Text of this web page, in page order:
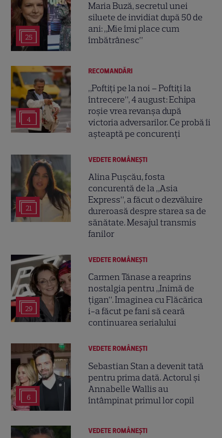
25
Maria Buză, secretul unei
siluete de invidiat după 50 de
ani: „Mie îmi place cum
îmbătrânesc”
4
RECOMANDĂRI
„Poftiți pe la noi – Poftiți la
întrecere”, 4 august: Echipa
roșie vrea revanșa după
victoria adversarilor. Ce probă îi
așteaptă pe concurenți
21
VEDETE ROMÂNEŞTI
Alina Pușcău, fosta
concurentă de la „Asia
Express”, a făcut o dezvăluire
dureroasă despre starea sa de
sănătate. Mesajul transmis
fanilor
29
VEDETE ROMÂNEŞTI
Carmen Tănase a reaprins
nostalgia pentru „Inimă de
țigan”. Imaginea cu Flăcărica
i-a făcut pe fani să ceară
continuarea serialului
6
VEDETE ROMÂNEŞTI
Sebastian Stan a devenit tată
pentru prima dată. Actorul și
Annabelle Wallis au
întâmpinat primul lor copil
VEDETE ROMÂNEŞTI